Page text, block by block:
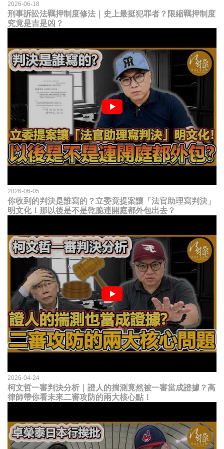
2026-06-18
刑事訴訟法羈押制度修法｜史上最挺犯罪者？限縮羈押制度
究竟是吉是凶？
2026-06-05
你收到的判決是誰寫的？立委竟提案讓「法官助理寫判決」
明文化！那以後是不是乾脆連開庭都外包出去？
2026-04-24
柯文哲一審判決分析｜證人的揣測竟然被一審當成證據？高
律師帶你看未來二審攻防的兩大核心點！